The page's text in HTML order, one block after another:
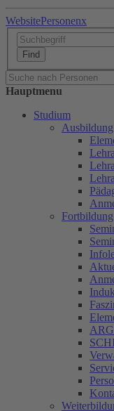
WebsitePersonenx
Hauptmenu
Studium
Ausbildung
Fortbildung